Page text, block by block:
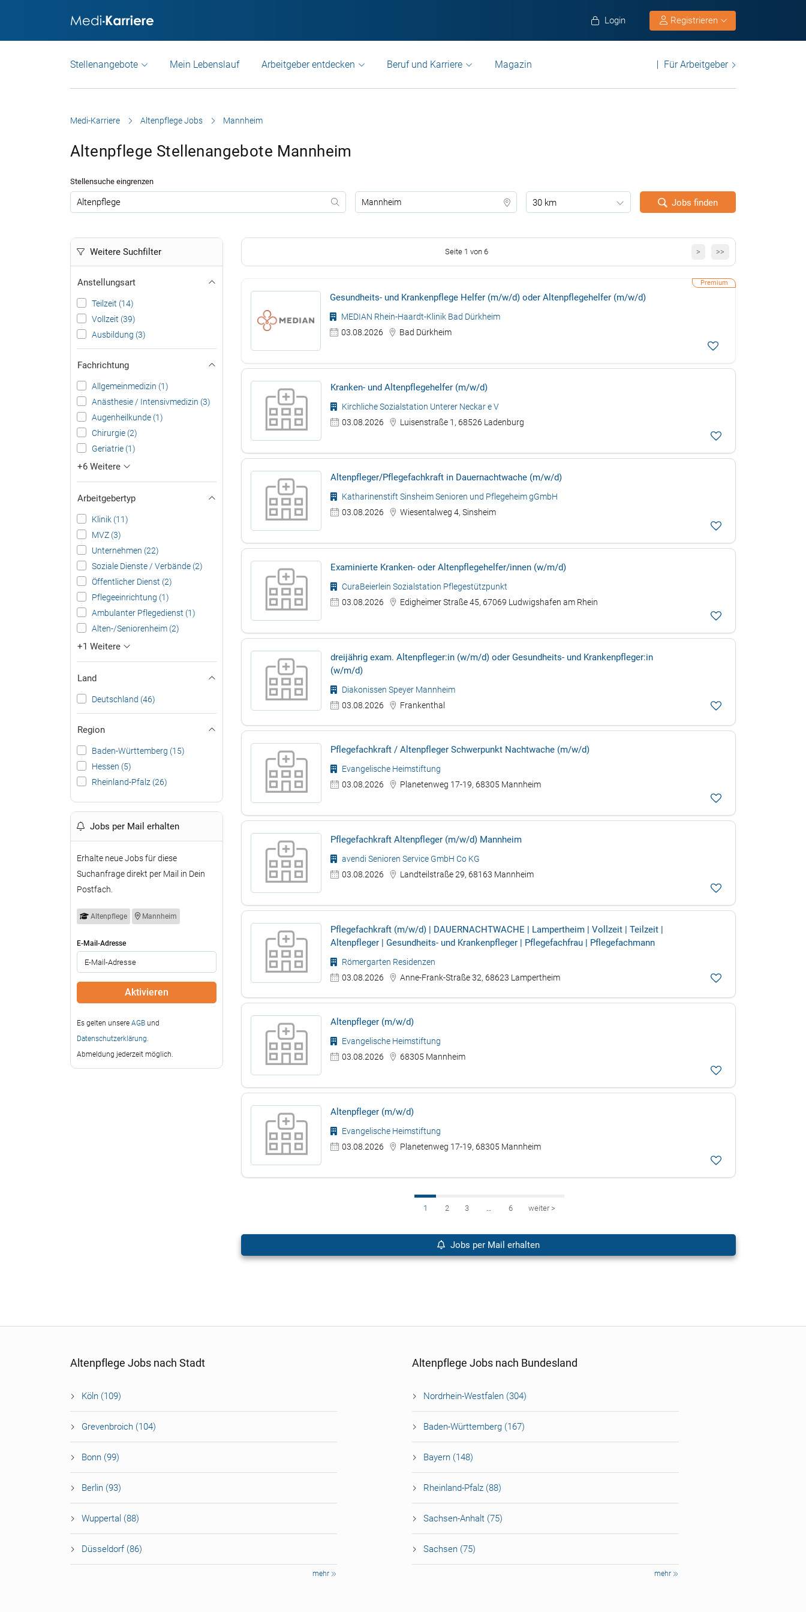
Login Registrieren
Stellenangebote Mein Lebenslauf Arbeitgeber entdecken Beruf und Karriere Magazin Für Arbeitgeber
Medi-Karriere Altenpflege Jobs Mannheim
Altenpflege Stellenangebote Mannheim
Stellensuche eingrenzen
30 km Jobs finden
Weitere Suchfilter
Anstellungsart
Teilzeit (14)
Vollzeit (39)
Ausbildung (3)
Fachrichtung
Allgemeinmedizin (1)
Anästhesie / Intensivmedizin (3)
Augenheilkunde (1)
Chirurgie (2)
Geriatrie (1)
+6 Weitere
Arbeitgebertyp
Klinik (11)
MVZ (3)
Unternehmen (22)
Soziale Dienste / Verbände (2)
Öffentlicher Dienst (2)
Pflegeeinrichtung (1)
Ambulanter Pflegedienst (1)
Alten-/Seniorenheim (2)
+1 Weitere
Land
Deutschland (46)
Region
Baden-Württemberg (15)
Hessen (5)
Rheinland-Pfalz (26)
Jobs per Mail erhalten
Erhalte neue Jobs für diese
Suchanfrage direkt per Mail in Dein
Postfach.
Altenpflege Mannheim
E-Mail-Adresse
Es gelten unsere AGB und
Datenschutzerklärung.
Abmeldung jederzeit möglich.
>>
Seite 1 von 6 >
Gesundheits- und Krankenpflege Helfer (m/w/d) oder Altenpflegehelfer (m/w/d)
MEDIAN Rhein-Haardt-Klinik Bad Dürkheim
03.08.2026
Bad Dürkheim
Kranken- und Altenpflegehelfer (m/w/d)
Kirchliche Sozialstation Unterer Neckar e V
03.08.2026
Luisenstraße 1, 68526 Ladenburg
Altenpfleger/Pflegefachkraft in Dauernachtwache (m/w/d)
Katharinenstift Sinsheim Senioren und Pflegeheim gGmbH
03.08.2026
Wiesentalweg 4, Sinsheim
Examinierte Kranken- oder Altenpflegehelfer/innen (w/m/d)
CuraBeierlein Sozialstation Pflegestützpunkt
03.08.2026
Edigheimer Straße 45, 67069 Ludwigshafen am Rhein
dreijährig exam. Altenpfleger:in (w/m/d) oder Gesundheits- und Krankenpfleger:in
(w/m/d)
Diakonissen Speyer Mannheim
03.08.2026
Frankenthal
Pflegefachkraft / Altenpfleger Schwerpunkt Nachtwache (m/w/d)
Evangelische Heimstiftung
03.08.2026
Planetenweg 17-19, 68305 Mannheim
Pflegefachkraft Altenpfleger (m/w/d) Mannheim
avendi Senioren Service GmbH Co KG
03.08.2026
Landteilstraße 29, 68163 Mannheim
Pflegefachkraft (m/w/d) | DAUERNACHTWACHE | Lampertheim | Vollzeit | Teilzeit |
Altenpfleger | Gesundheits- und Krankenpfleger | Pflegefachfrau | Pflegefachmann
Römergarten Residenzen
03.08.2026
Anne-Frank-Straße 32, 68623 Lampertheim
Altenpfleger (m/w/d)
Evangelische Heimstiftung
03.08.2026
68305 Mannheim
Altenpfleger (m/w/d)
Evangelische Heimstiftung
03.08.2026
Planetenweg 17-19, 68305 Mannheim
1 2 3 … 6 weiter>
Jobs per Mail erhalten
Altenpflege Jobs nach Stadt
Köln (109)
Grevenbroich (104)
Bonn (99)
Berlin (93)
Wuppertal (88)
Düsseldorf (86)
mehr
Altenpflege Jobs nach Bundesland
Nordrhein-Westfalen (304)
Baden-Württemberg (167)
Bayern (148)
Rheinland-Pfalz (88)
Sachsen-Anhalt (75)
Sachsen (75)
mehr